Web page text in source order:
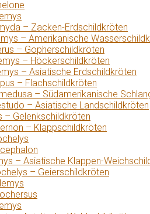
– Zacken-Erdschildkröten
– Amerikanische
– Gopherschildkröten
– Höckerschildkröten
– Asiatische Erdschildkröten
– Flachschildkröten
– Südamerikanische
– Asiatische Landschildkröten
– Gelenkschildkröten
– Klappschildkröten
– Asiatische Klappen-
– Geierschildkröten